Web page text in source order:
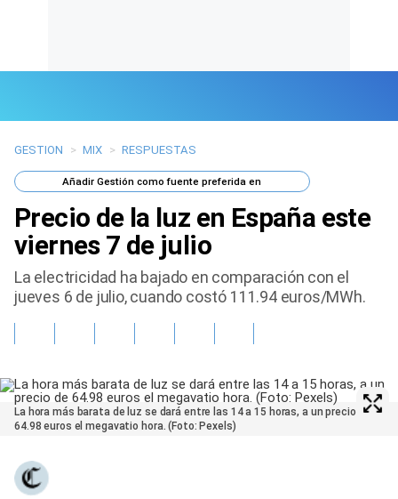
Últimas Noticias
Mi Bolsillo
Respuestas
Gente
Sports
GESTION > MIX > RESPUESTAS
AñadirGestión como fuente preferida en
Precio de la luz en España este
viernes 7 de julio
La electricidad ha bajado en comparación con el
jueves 6 de julio, cuando costó 111.94 euros/MWh.
La hora más barata de luz se dará entre las 14 a 15 horas, a un precio de
64.98 euros el megavatio hora. (Foto: Pexels)